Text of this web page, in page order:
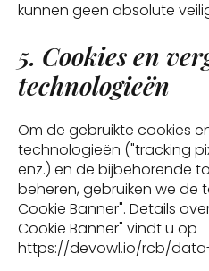
kunnen geen absolute
5. Cookies en
technologieën
Om de gebruikte cookies
technologieën ("tracking
enz.) en de bijbehorende
beheren, gebruiken we de
Cookie Banner". Details
Cookie Banner" vindt u op
https://devowl.io/rcb/